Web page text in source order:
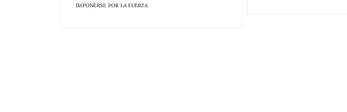
IMPONERSE POR LA FUERZA